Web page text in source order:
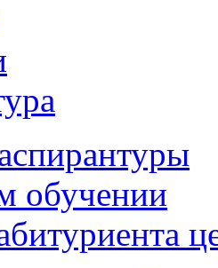
обучении